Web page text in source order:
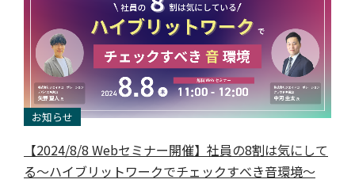
お知らせ
【2024/8/8 Webセミナー開催】社員の8割は気にして
る～ハイブリットワークでチェックすべき音環境～